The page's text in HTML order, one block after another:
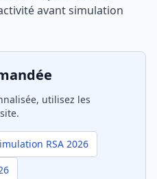
avant simulation
utilisez les
RSA 2026